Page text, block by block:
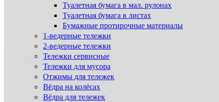
Туалетная бумага в мал. рулонах
Туалетная бумага в листах
Бумажные протирочные материалы
1-ведерные тележки
2-ведерные тележки
Тележки сервисные
Тележки для мусора
Отжимы для тележек
Вёдра на колёсах
Вёдра для тележек